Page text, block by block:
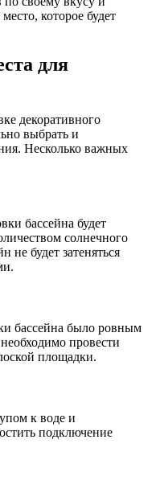
которое будет
для
декоративного
выбрать и
Несколько важных
бассейна будет
солнечного
не будет затеняться
бассейна было ровным
провести
площадки.
к воде и
подключение